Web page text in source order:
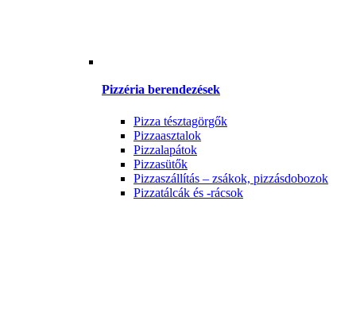
Pizzéria berendezések
Pizza tésztagörgők
Pizzaasztalok
Pizzalapátok
Pizzasütők
Pizzaszállítás – zsákok, pizzásdobozok
Pizzatálcák és -rácsok